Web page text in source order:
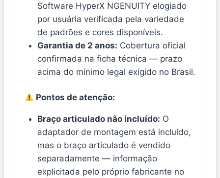
Software HyperX NGENUITY elogiado
por usuária verificada pela variedade
de padrões e cores disponíveis.
Garantia de 2 anos: Cobertura oficial
confirmada na ficha técnica — prazo
acima do mínimo legal exigido no Brasil.
Pontos de atenção:
Braço articulado não incluído: O
adaptador de montagem está incluído,
mas o braço articulado é vendido
separadamente — informação
explicitada pelo próprio fabricante no